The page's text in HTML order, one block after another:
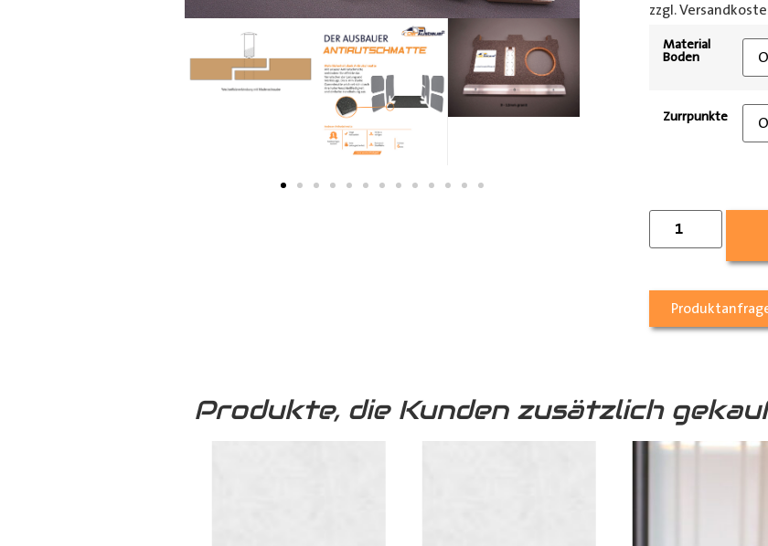
zzgl.
Material
Boden
Zurrpunkte
Produkte, die Kunden zusätzlich